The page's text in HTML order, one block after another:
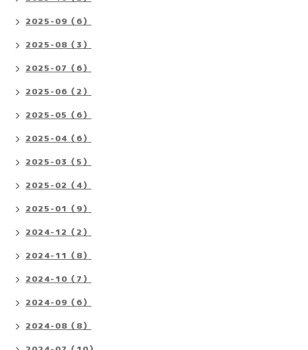
2025-09（6）
2025-08（3）
2025-07（6）
2025-06（2）
2025-05（6）
2025-04（6）
2025-03（5）
2025-02（4）
2025-01（9）
2024-12（2）
2024-11（8）
2024-10（7）
2024-09（6）
2024-08（8）